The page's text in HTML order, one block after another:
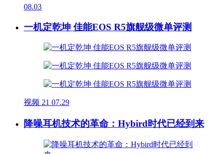
08.03
一机定乾坤 佳能EOS R5旗舰级微单评测
视频 21 07.29
降噪耳机技术的革命：Hybird时代已经到来